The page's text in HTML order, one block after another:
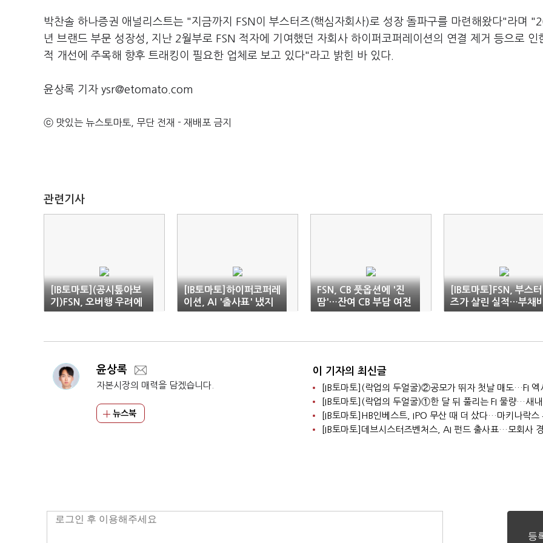
박찬솔 하나증권 애널리스트는 "지금까지 FSN이 부스터즈(핵심자회사)로 성장 돌파구를 마련해왔다"라며
년 브랜드 부문 성장성, 지난 2월부로 FSN 적자에 기여했던 자회사 하이퍼코퍼레이션의 연결 제거 등으로 인
적 개선에 주목해 향후 트래킹이 필요한 업체로 보고 있다"라고 밝힌 바 있다.
윤상록 기자 ysr@etomato.com
ⓒ 맛있는 뉴스토마토, 무단 전재 - 재배포 금지
관련기사
[IB토마토](공시톺아보
기)FSN, 오버행 우려에
'전전긍긍'
[IB토마토]하이퍼코퍼레
이션, AI '출사표' 냈지
만…문어발 사업 확장
FSN, CB 풋옵션에 '진
땀'…잔여 CB 부담 여전
[IB토마토]FSN, 부스터
즈가 살린 실적…부채비
율 300% 부담
윤상록
자본시장의 매력을 담겠습니다.
뉴스북
이 기자의 최신글